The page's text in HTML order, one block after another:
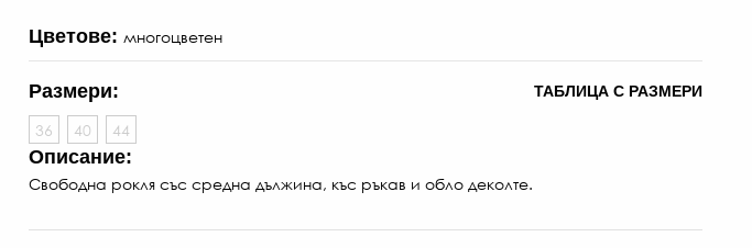
Цветове: многоцветен
Размери: ТАБЛИЦА С РАЗМЕРИ
36 40 44
Описание:
Свободна рокля със средна дължина, къс ръкав и обло деколте.